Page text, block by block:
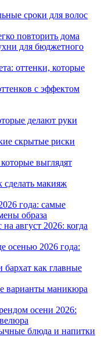
сроки для волос
повторить дома
для бюджетного
оттенки, которые
с эффектом
делают руки
скрытые риски
выглядят
сделать макияж
года: самые
образа
август 2026: когда
осенью 2026 года:
как главные
варианты маникюра
осени 2026:
блюда и напитки